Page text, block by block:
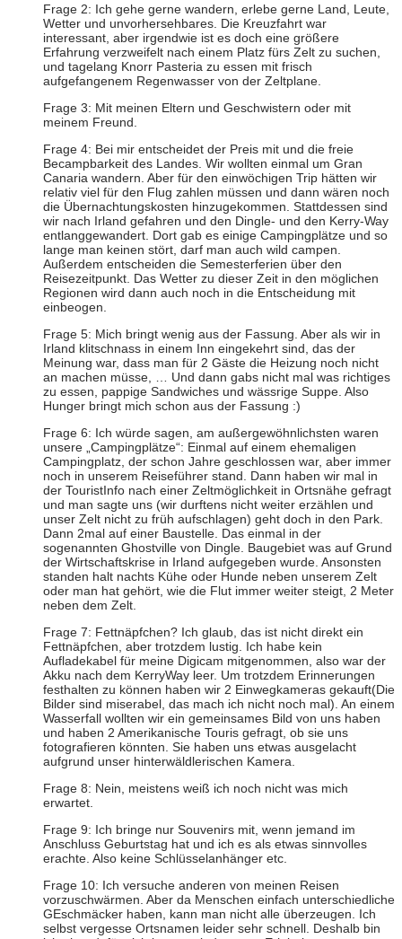
Frage 2: Ich gehe gerne wandern, erlebe gerne Land, Leute,
Wetter und unvorhersehbares. Die Kreuzfahrt war
interessant, aber irgendwie ist es doch eine größere
Erfahrung verzweifelt nach einem Platz fürs Zelt zu suchen,
und tagelang Knorr Pasteria zu essen mit frisch
aufgefangenem Regenwasser von der Zeltplane.
Frage 3: Mit meinen Eltern und Geschwistern oder mit
meinem Freund.
Frage 4: Bei mir entscheidet der Preis mit und die freie
Becampbarkeit des Landes. Wir wollten einmal um Gran
Canaria wandern. Aber für den einwöchigen Trip hätten wir
relativ viel für den Flug zahlen müssen und dann wären noch
die Übernachtungskosten hinzugekommen. Stattdessen sind
wir nach Irland gefahren und den Dingle- und den Kerry-Way
entlanggewandert. Dort gab es einige Campingplätze und so
lange man keinen stört, darf man auch wild campen.
Außerdem entscheiden die Semesterferien über den
Reisezeitpunkt. Das Wetter zu dieser Zeit in den möglichen
Regionen wird dann auch noch in die Entscheidung mit
einbeogen.
Frage 5: Mich bringt wenig aus der Fassung. Aber als wir in
Irland klitschnass in einem Inn eingekehrt sind, das der
Meinung war, dass man für 2 Gäste die Heizung noch nicht
an machen müsse, … Und dann gabs nicht mal was richtiges
zu essen, pappige Sandwiches und wässrige Suppe. Also
Hunger bringt mich schon aus der Fassung :)
Frage 6: Ich würde sagen, am außergewöhnlichsten waren
unsere „Campingplätze“: Einmal auf einem ehemaligen
Campingplatz, der schon Jahre geschlossen war, aber immer
noch in unserem Reiseführer stand. Dann haben wir mal in
der TouristInfo nach einer Zeltmöglichkeit in Ortsnähe gefragt
und man sagte uns (wir durftens nicht weiter erzählen und
unser Zelt nicht zu früh aufschlagen) geht doch in den Park.
Dann 2mal auf einer Baustelle. Das einmal in der
sogenannten Ghostville von Dingle. Baugebiet was auf Grund
der Wirtschaftskrise in Irland aufgegeben wurde. Ansonsten
standen halt nachts Kühe oder Hunde neben unserem Zelt
oder man hat gehört, wie die Flut immer weiter steigt, 2 Meter
neben dem Zelt.
Frage 7: Fettnäpfchen? Ich glaub, das ist nicht direkt ein
Fettnäpfchen, aber trotzdem lustig. Ich habe kein
Aufladekabel für meine Digicam mitgenommen, also war der
Akku nach dem KerryWay leer. Um trotzdem Erinnerungen
festhalten zu können haben wir 2 Einwegkameras gekauft(Die
Bilder sind miserabel, das mach ich nicht noch mal). An einem
Wasserfall wollten wir ein gemeinsames Bild von uns haben
und haben 2 Amerikanische Touris gefragt, ob sie uns
fotografieren könnten. Sie haben uns etwas ausgelacht
aufgrund unser hinterwäldlerischen Kamera.
Frage 8: Nein, meistens weiß ich noch nicht was mich
erwartet.
Frage 9: Ich bringe nur Souvenirs mit, wenn jemand im
Anschluss Geburtstag hat und ich es als etwas sinnvolles
erachte. Also keine Schlüsselanhänger etc.
Frage 10: Ich versuche anderen von meinen Reisen
vorzuschwärmen. Aber da Menschen einfach unterschiedliche
GEschmäcker haben, kann man nicht alle überzeugen. Ich
selbst vergesse Ortsnamen leider sehr schnell. Deshalb bin